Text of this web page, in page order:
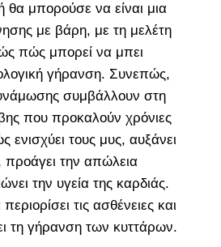
θα μπορούσε να είναι μια
με βάρη, με τη μελέτη
πώς μπορεί να μπει
γήρανση. Συνεπώς,
συμβάλλουν στη
που προκαλούν χρόνιες
ενισχύει τους μυς, αυξάνει
προάγει την απώλεια
την υγεία της καρδιάς.
τις ασθένειες και
τη γήρανση των κυττάρων.